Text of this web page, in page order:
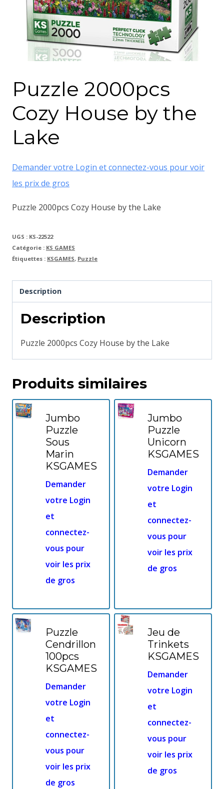
Puzzle 2000pcs
Cozy House by the
Lake
Demander votre Login et connectez-vous pour voir
les prix de gros
Puzzle 2000pcs Cozy House by the Lake
UGS : KS-22522
Catégorie : KS GAMES
Étiquettes : KSGAMES, Puzzle
Description
Description
Puzzle 2000pcs Cozy House by the Lake
Produits similaires
Jumbo
Puzzle
Sous
Marin
KSGAMES
Demander
votre Login
et
connectez-
vous pour
voir les prix
de gros
Jumbo
Puzzle
Unicorn
KSGAMES
Demander
votre Login
et
connectez-
vous pour
voir les prix
de gros
Puzzle
Cendrillon
100pcs
KSGAMES
Demander
votre Login
et
connectez-
vous pour
voir les prix
de gros
Jeu de
Trinkets
KSGAMES
Demander
votre Login
et
connectez-
vous pour
voir les prix
de gros